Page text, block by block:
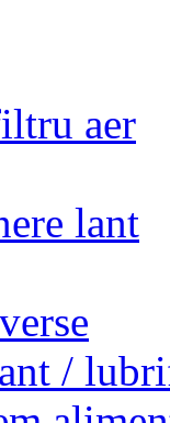
aer
lant
/